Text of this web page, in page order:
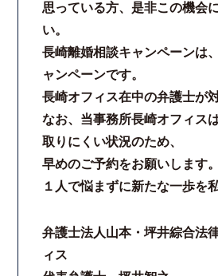
思っている方、是非この機会
い。
長崎離婚相談キャンペーンは
ャンペーンです。
長崎オフィス在中の弁護士が
なお、当事務所長崎オフィス
取りにくい状況のため、
早めのご予約をお願いします。
１人で悩まずに新たな一歩を
弁護士法人山本・坪井綜合法
ィス